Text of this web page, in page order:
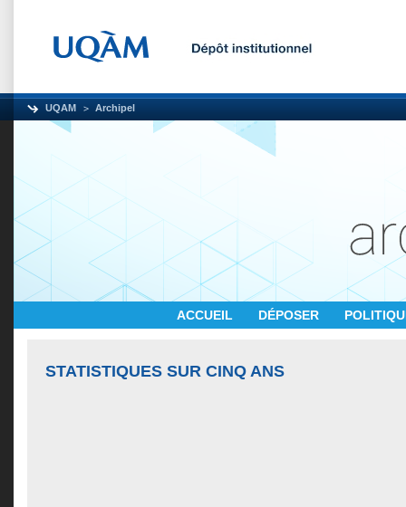
UQAM Archipel
ACCUEIL DÉPOSER
STATISTIQUES SUR CINQ ANS